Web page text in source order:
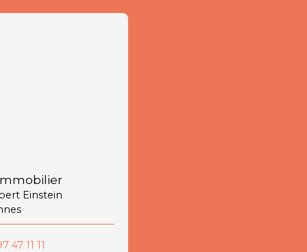
Einstein
47 11 11